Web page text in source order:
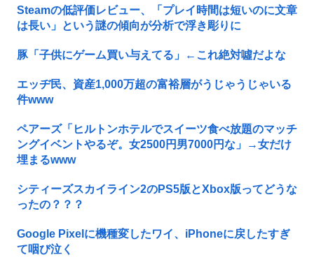
Steamの低評価レビュー、「プレイ時間は短いのに文章
は長い」という謎の傾向が分析で浮き彫りに
豚「子供にゲーム買い与えてる」←これ絶対噓だよな
エッヂ民、資産1,000万超の富裕層がうじゃうじゃいる
件www
ペアーズ「ヒルトンホテルでスイーツ食べ放題のマッチ
ングイベントやるぞ。女2500円男7000円な」→女だけ
埋まるwww
シティーズスカイライン2のPS5版とXbox版ってどうな
ったの？？？
Google Pixelに機種変したワイ、iPhoneに戻したすぎ
て咽び泣く